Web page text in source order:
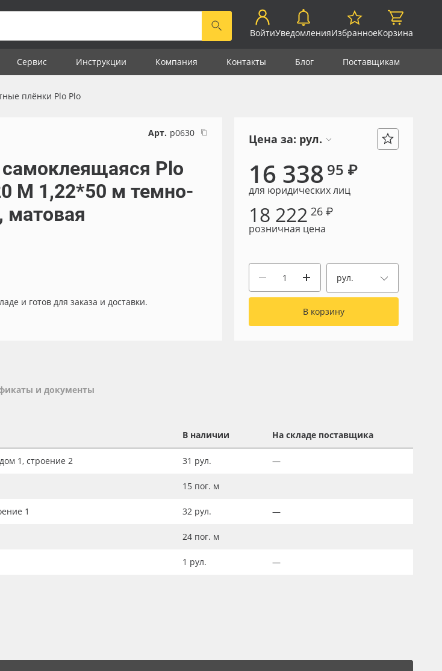
ВойтиУведомленияИзбранноеКорзина
Сервис Инструкции Компания Контакты Блог Поставщикам
плёнки Plo Plo
Арт. р0630
Plo
M 1,22*50 м темно-
матовая
и готов для заказа и доставки.
Цена за: рул.
16 338 95 ₽
для юридических лиц
18 222 26 ₽
розничная цена
рул.
В корзину
и документы
В наличии На складе поставщика
1, строение 2 31 рул. —
15 пог. м
1 32 рул. —
24 пог. м
1 рул. —